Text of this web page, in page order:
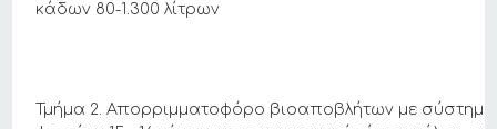
κάδων 80-1.300 λίτρων
Τμήμα 2. Απορριμματοφόρο βιοαποβλήτων με